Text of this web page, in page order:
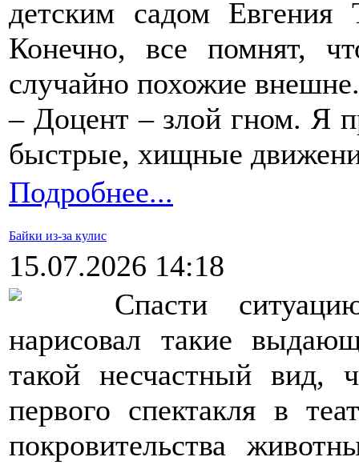
детским садом
Конечно, все помнят,
случайно похожие внешне.
– Доцент – злой гном. Я
быстрые, хищные
Подробнее...
Байки из-за кулис
15.07.2026 14:18
Спасти
нарисовал такие
такой несчастный вид,
первого спектакля в
покровительства